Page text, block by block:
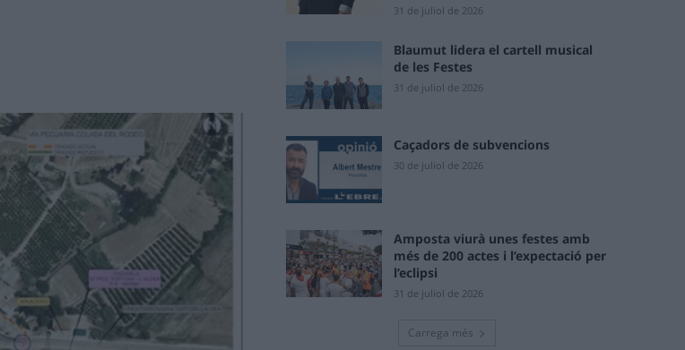
31 de juliol de 2026
Blaumut lidera el cartell musical
de les Festes
31 de juliol de 2026
Caçadors de subvencions
30 de juliol de 2026
Amposta viurà unes festes amb
més de 200 actes i l’expectació per
l’eclipsi
31 de juliol de 2026
Carrega més